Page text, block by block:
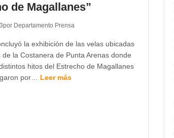
de Magallanes”
por Departamento Prensa
la exhibición de las velas ubicadas
de la Costanera de Punta Arenas donde
hitos del Estrecho de Magallanes
por… Leer más